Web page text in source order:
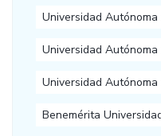
Universidad
Universidad
Universidad
Benemérita